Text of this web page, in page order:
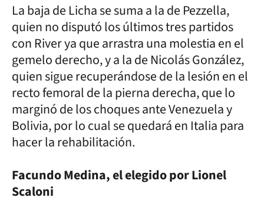
La baja de Licha se suma a la de Pezzella,
quien no disputó los últimos tres partidos
con River ya que arrastra una molestia en el
gemelo derecho, y a la de Nicolás González,
quien sigue recuperándose de la lesión en el
recto femoral de la pierna derecha, que lo
marginó de los choques ante Venezuela y
Bolivia, por lo cual se quedará en Italia para
hacer la rehabilitación.
Facundo Medina, el elegido por Lionel
Scaloni